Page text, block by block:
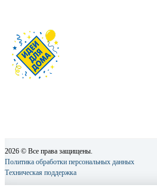
2026 © Все права защищены.
Политика обработки персональных данных
Техническая поддержка